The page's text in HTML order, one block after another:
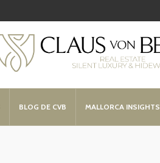
BLOG DE CVB MALLORCA INSIGHTS